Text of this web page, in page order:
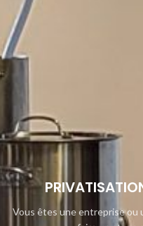
Vous êtes une entreprise ou